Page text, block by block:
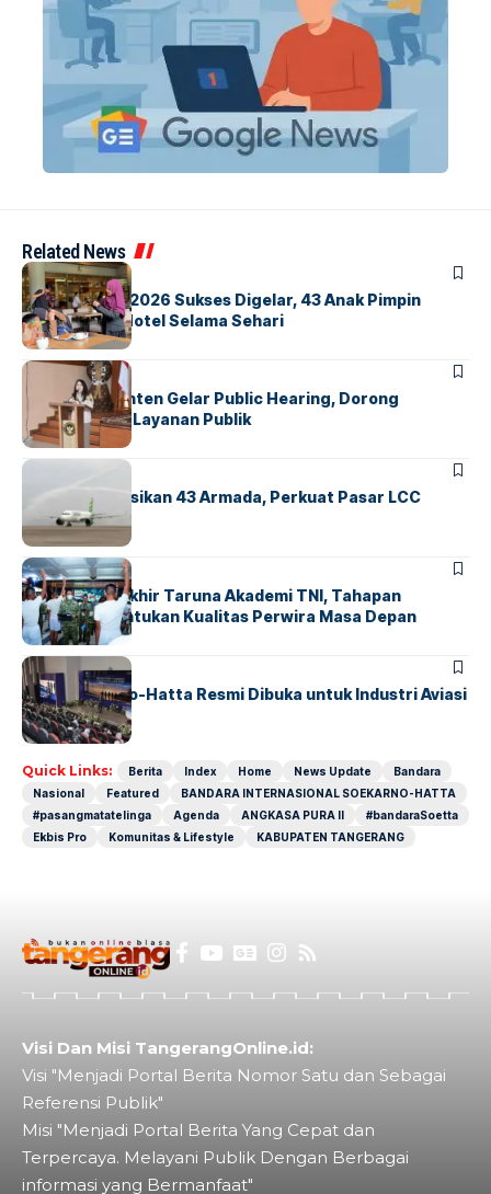
Related News
BERITAINDEX
GM For A Day 2026 Sukses Digelar, 43 Anak Pimpin
Operasional Hotel Selama Sehari
BANDARA BERITA
Karantina Banten Gelar Public Hearing, Dorong
Transparansi Layanan Publik
BANDARA
Citilink Operasikan 43 Armada, Perkuat Pasar LCC
Nasional
BERITA
Sidang Pantukhir Taruna Akademi TNI, Tahapan
Strategis Tentukan Kualitas Perwira Masa Depan
BANDARA BERITA
IALC Soekarno-Hatta Resmi Dibuka untuk Industri Aviasi
Dunia
Quick Links: Berita Index Home News Update
Bandara
Nasional
Featured
BANDARA INTERNASIONAL SOEKARNO-HATTA
#pasangmatatelinga
Agenda ANGKASA PURA II
#bandaraSoetta
Ekbis Pro
Komunitas & Lifestyle KABUPATEN TANGERANG
Visi Dan Misi TangerangOnline.id:
Visi "Menjadi Portal Berita Nomor Satu dan Sebagai
Referensi Publik"
Misi "Menjadi Portal Berita Yang Cepat dan
Terpercaya. Melayani Publik Dengan Berbagai
informasi yang Bermanfaat"